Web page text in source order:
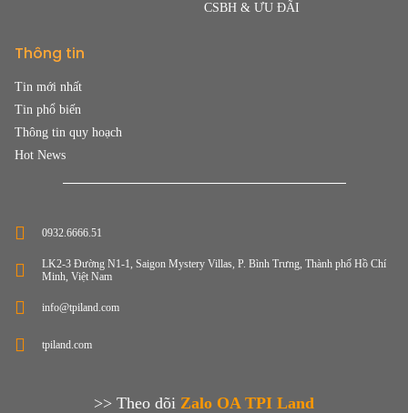
CSBH & ƯU ĐÃI
Thông tin
Tin mới nhất
Tin phổ biến
Thông tin quy hoạch
Hot News
0932.6666.51
LK2-3 Đường N1-1, Saigon Mystery Villas, P. Bình Trưng, Thành phố Hồ Chí
Minh, Việt Nam
info@tpiland.com
tpiland.com
>> Theo dõi Zalo OA TPI Land